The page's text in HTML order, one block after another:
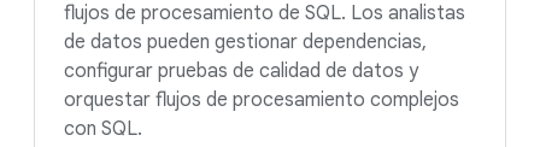
flujos de procesamiento de SQL. Los analistas
de datos pueden gestionar dependencias,
configurar pruebas de calidad de datos y
orquestar flujos de procesamiento complejos
con SQL.